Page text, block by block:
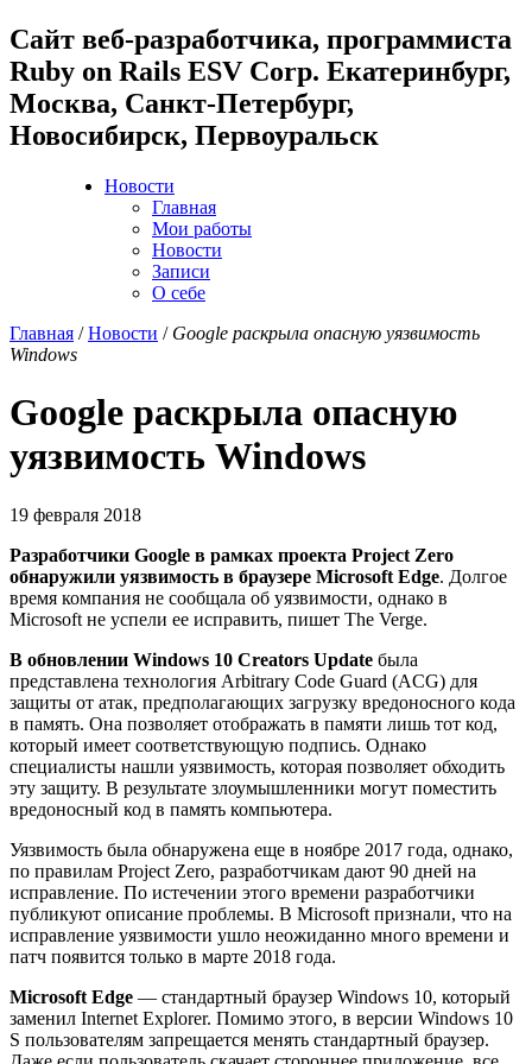
Cайт веб-разработчика, программиста
Ruby on Rails ESV Corp. Екатеринбург,
Москва, Санкт-Петербург,
Новосибирск, Первоуральск
Новости
Главная
Мои работы
Новости
Записи
О себе
Главная /Новости / Google раскрыла опасную уязвимость
Windows
Google раскрыла опасную
уязвимость Windows
19 февраля 2018
Разработчики Google в рамках проекта Project Zero
обнаружили уязвимость в браузере Microsoft Edge. Долгое
время компания не сообщала об уязвимости, однако в
Microsoft не успели ее исправить, пишет The Verge.
В обновлении Windows 10 Creators Update была
представлена технология Arbitrary Code Guard (ACG) для
защиты от атак, предполагающих загрузку вредоносного кода
в память. Она позволяет отображать в памяти лишь тот код,
который имеет соответствующую подпись. Однако
специалисты нашли уязвимость, которая позволяет обходить
эту защиту. В результате злоумышленники могут поместить
вредоносный код в память компьютера.
Уязвимость была обнаружена еще в ноябре 2017 года, однако,
по правилам Project Zero, разработчикам дают 90 дней на
исправление. По истечении этого времени разработчики
публикуют описание проблемы. В Microsoft признали, что на
исправление уязвимости ушло неожиданно много времени и
патч появится только в марте 2018 года.
Microsoft Edge — стандартный браузер Windows 10, который
заменил Internet Explorer. Помимо этого, в версии Windows 10
S пользователям запрещается менять стандартный браузер.